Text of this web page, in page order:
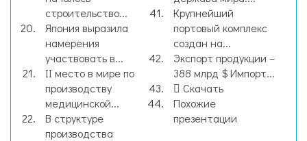
строительство...
Япония выразила
намерения
участвовать в...
II место в мире по
производству
медицинской...
В структуре
производства
Крупнейший
портовый комплекс
создан на...
Экспорт продукции –
388 млрд $ Импорт...
Скачать
Похожие
презентации